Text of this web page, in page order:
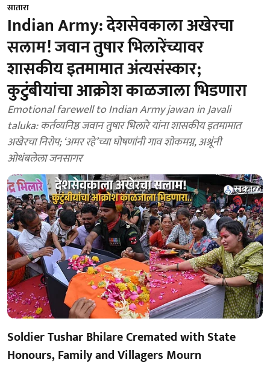
सातारा
Indian Army: देशसेवकाला अखेरचा
सलाम! जवान तुषार भिलारेंच्यावर
शासकीय इतमामात अंत्यसंस्कार;
कुटुंबीयांचा आक्रोश काळजाला भिडणारा
Emotional farewell to Indian Army jawan in Javali
taluka: कर्तव्यनिष्ठ जवान तुषार भिलारे यांना शासकीय इतमामात
अखेरचा निरोप; ‘अमर रहे’च्या घोषणांनी गाव शोकमग्न, अश्रूंनी
ओथंबलेला जनसागर
Soldier Tushar Bhilare Cremated with State
Honours, Family and Villagers Mourn